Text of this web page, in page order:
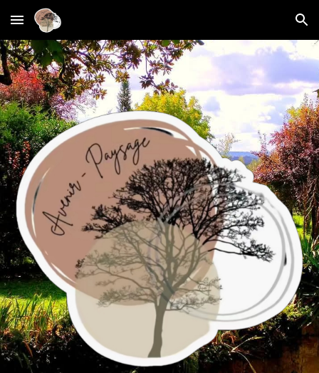
Skip to main content Skip to navigation